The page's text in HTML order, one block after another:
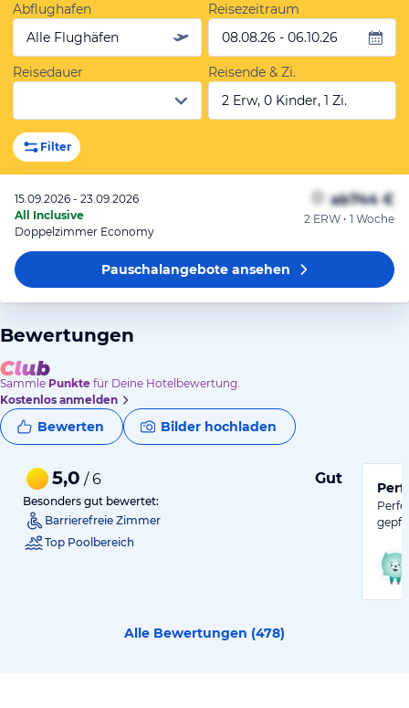
Abflughafen
Alle Flughäfen
Reisezeitraum
08.08.26 - 06.10.26
Reisedauer
Reisende & Zi.
2 Erw, 0 Kinder, 1 Zi.
Filter
15.09.2026 - 23.09.2026
All Inclusive
Doppelzimmer Economy
ab744 €
2 ERW • 1 Woche
Pauschalangeboteansehen
Bewertungen
Sammle Punkte für Deine Hotelbewertung.
Kostenlos anmelden
Bewerten Bilder hochladen
5,0 / 6 Gut
Besonders gut bewertet:
Barrierefreie Zimmer
Top Poolbereich
Alle Bewertungen (478)